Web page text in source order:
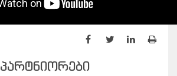
ᲞᲐᲠᲢᲜᲘᲝᲠᲔᲑᲘ